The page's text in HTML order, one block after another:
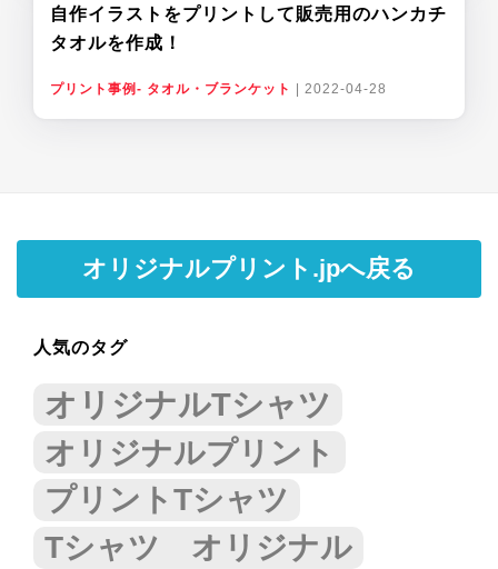
自作イラストをプリントして販売用のハンカチ
タオルを作成！
プリント事例- タオル・ブランケット 2022-04-28
オリジナルプリント.jpへ戻る
人気のタグ
オリジナルTシャツ
オリジナルプリント
プリントTシャツ
Tシャツ オリジナル